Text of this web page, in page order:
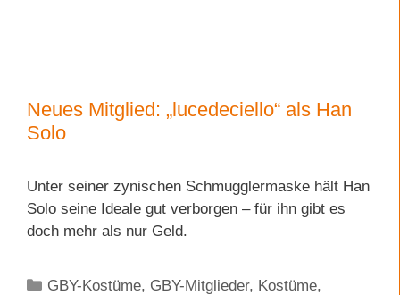
Neues Mitglied: „lucedeciello“ als Han
Solo
Unter seiner zynischen Schmugglermaske hält Han
Solo seine Ideale gut verborgen – für ihn gibt es
doch mehr als nur Geld.
Kategorien
GBY-Kostüme, GBY-Mitglieder, Kostüme,